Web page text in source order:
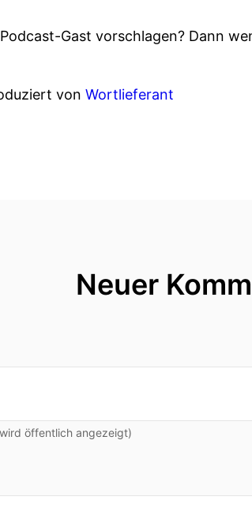
Gast vorschlagen? Dann
von Wortlieferant
Neuer
öffentlich angezeigt)